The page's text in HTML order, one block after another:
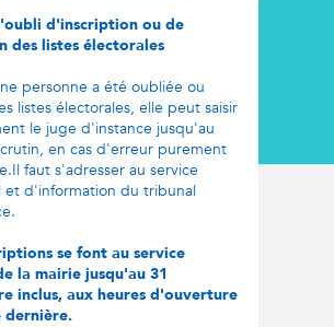
d'inscription ou de
des listes électorales
personne a été oubliée ou
listes électorales, elle peut saisir
le juge d'instance jusqu'au
en cas d'erreur purement
faut s'adresser au service
et d'information du tribunal
se font au service
la mairie jusqu'au 31
inclus, aux heures d'ouverture
dernière.